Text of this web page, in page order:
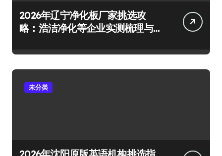
2026年辽宁净化板厂家挑选攻
略：浩洁净化等企业实测梳理与
未分类